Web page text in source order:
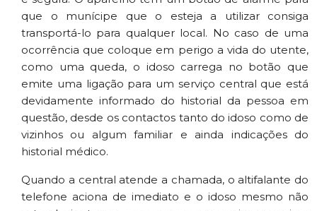
que o munícipe que o esteja a utilizar consiga
transportá-lo para qualquer local. No caso de uma
ocorrência que coloque em perigo a vida do utente,
como uma queda, o idoso carrega no botão que
emite uma ligação para um serviço central que está
devidamente informado do historial da pessoa em
questão, desde os contactos tanto do idoso como de
vizinhos ou algum familiar e ainda indicações do
historial médico.
Quando a central atende a chamada, o altifalante do
telefone aciona de imediato e o idoso mesmo não